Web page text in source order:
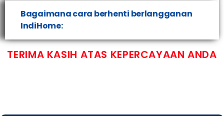
Bagaimana cara berhenti berlangganan
IndiHome:
TERIMA KASIH ATAS KEPERCAYAAN ANDA